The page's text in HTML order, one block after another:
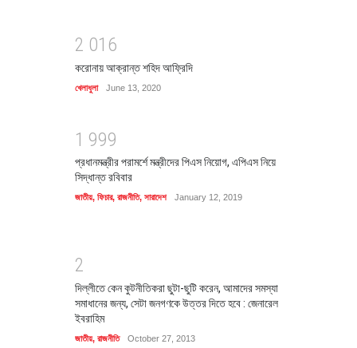
2 01 6
করোনায় আক্রান্ত শহিদ আফ্রিদি
খেলাধুলা June 13, 2020
1 999
প্রধানমন্ত্রীর পরামর্শে মন্ত্রীদের পিএস নিয়োগ, এপিএস নিয়ে
সিদ্ধান্ত রবিবার
জাতীয়, ফিচার, রাজনীতি, সারাদেশ January 12, 2019
2
দিল্লীতে কেন কুটনীতিকরা ছুটা-ছুটি করেন, আমাদের সমস্যা
সমাধানের জন্য, সেটা জনগণকে উত্তর দিতে হবে : জেনারেল
ইবরাহিম
জাতীয়, রাজনীতি October 27, 2013